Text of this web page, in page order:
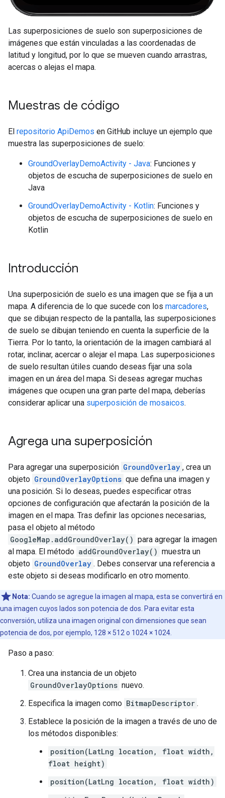
Las superposiciones de suelo son superposiciones de
imágenes que están vinculadas a las coordenadas de
latitud y longitud, por lo que se mueven cuando arrastras,
acercas o alejas el mapa.
Muestras de código
El repositorio ApiDemos en GitHub incluye un ejemplo que
muestra las superposiciones de suelo:
GroundOverlayDemoActivity - Java: Funciones y
objetos de escucha de superposiciones de suelo en
Java
GroundOverlayDemoActivity - Kotlin: Funciones y
objetos de escucha de superposiciones de suelo en
Kotlin
Introducción
Una superposición de suelo es una imagen que se fija a un
mapa. A diferencia de lo que sucede con los marcadores,
que se dibujan respecto de la pantalla, las superposiciones
de suelo se dibujan teniendo en cuenta la superficie de la
Tierra. Por lo tanto, la orientación de la imagen cambiará al
rotar, inclinar, acercar o alejar el mapa. Las superposiciones
de suelo resultan útiles cuando deseas fijar una sola
imagen en un área del mapa. Si deseas agregar muchas
imágenes que ocupen una gran parte del mapa, deberías
considerar aplicar una superposición de mosaicos.
Agrega una superposición
Para agregar una superposición GroundOverlay , crea un
objeto GroundOverlayOptions que defina una imagen y
una posición. Si lo deseas, puedes especificar otras
opciones de configuración que afectarán la posición de la
imagen en el mapa. Tras definir las opciones necesarias,
pasa el objeto al método
GoogleMap.addGroundOverlay() para agregar la imagen
al mapa. El método addGroundOverlay() muestra un
objeto GroundOverlay . Debes conservar una referencia a
este objeto si deseas modificarlo en otro momento.
Nota: Cuando se agregue la imagen al mapa, esta se convertirá en
una imagen cuyos lados son potencia de dos. Para evitar esta
conversión, utiliza una imagen original con dimensiones que sean
potencia de dos, por ejemplo, 128 × 512 o 1024 × 1024.
Paso a paso:
Crea una instancia de un objeto
GroundOverlayOptions nuevo.
Especifica la imagen como BitmapDescriptor .
Establece la posición de la imagen a través de uno de
los métodos disponibles:
position(LatLng location, float width,
float height)
position(LatLng location, float width)